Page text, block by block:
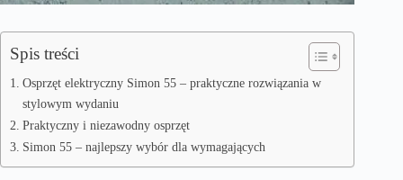
Spis treści
Osprzęt elektryczny Simon 55 – praktyczne rozwiązania w
stylowym wydaniu
Praktyczny i niezawodny osprzęt
Simon 55 – najlepszy wybór dla wymagających